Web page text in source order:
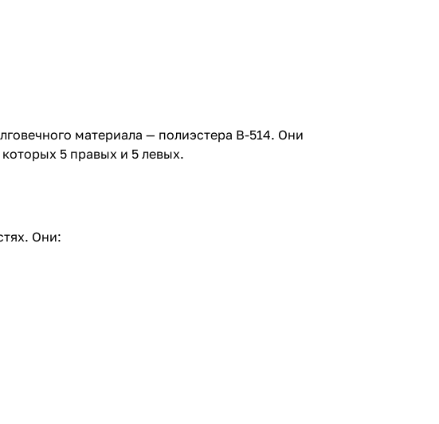
материала — полиэстера В-514. Они
5 правых и 5 левых.
Они: